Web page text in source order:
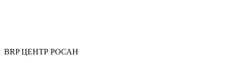
BRP ЦЕНТР РОСАН